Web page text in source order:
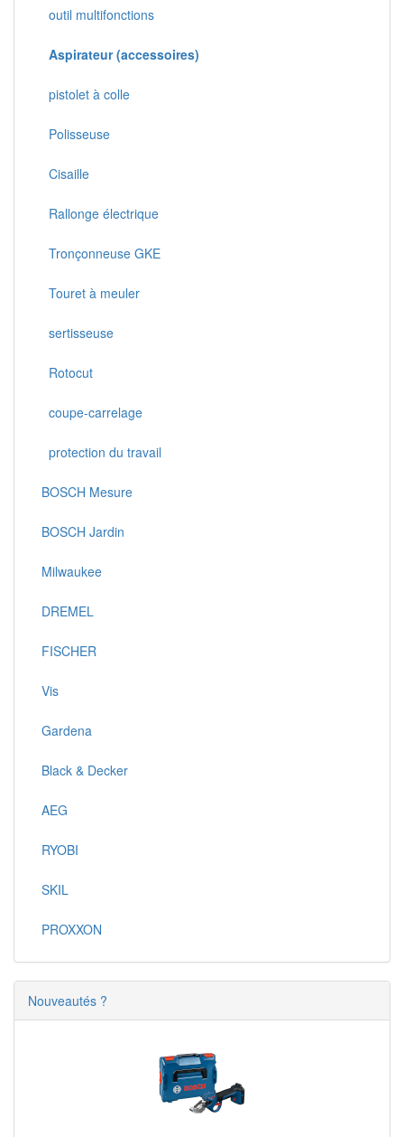
outil multifonctions
Aspirateur (accessoires)
pistolet à colle
Polisseuse
Cisaille
Rallonge électrique
Tronçonneuse GKE
Touret à meuler
sertisseuse
Rotocut
coupe-carrelage
protection du travail
BOSCH Mesure
BOSCH Jardin
Milwaukee
DREMEL
FISCHER
Vis
Gardena
Black & Decker
AEG
RYOBI
SKIL
PROXXON
Nouveautés ?